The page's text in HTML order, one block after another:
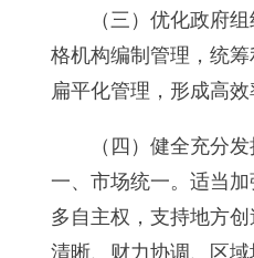
（三）优化政府
格机构编制管理，统
扁平化管理，形成高效
（四）健全充分
一、市场统一。适当
多自主权，支持地方
清晰、财力协调、区